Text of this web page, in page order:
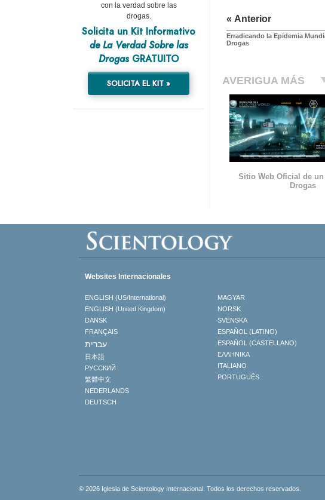
« Anterior
Erradicando la Epidemia
Drogas
AVERIGUA MÁS
Sitio Web Oficial de
Drogas
con la verdad sobre las
drogas.
Solicita un Kit Informativo
de La Verdad Sobre las
DrogasGRATUITO
SOLICITA EL KIT »
Websites Internacionales
ENGLISH (US/International)
ENGLISH (United Kingdom)
DANSK
FRANÇAIS
עברית
日本語
РУССКИЙ
繁體中文
NEDERLANDS
DEUTSCH
MAGYAR
NORSK
SVENSKA
ESPAÑOL (LATINO)
ESPAÑOL (CASTELLANO)
ΕΛΛΗΝΙΚA
ITALIANO
PORTUGUÊS
© 2026 Iglesia de Scientology Internacional. Todos los derechos reservados.